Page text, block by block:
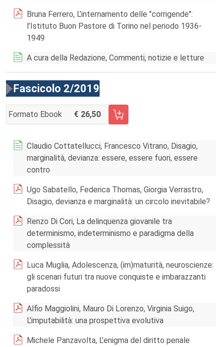
Bruna Ferrero, L’internamento delle "corrigende":
l’Istituto Buon Pastore di Torino nel periodo 1936-
1949
A cura della Redazione, Commenti, notizie e letture
Fascicolo 2/2019
Formato Ebook 26,50
AGGIUNGI AL CARRELLO FASCICOLO 2/2019
Claudio Cottatellucci, Francesco Vitrano, Disagio,
marginalità, devianza: essere, essere fuori, essere
contro
Ugo Sabatello, Federica Thomas, Giorgia Verrastro,
Disagio, devianza e marginalità: un circolo inevitabile?
Renzo Di Cori, La delinquenza giovanile tra
determinismo, indeterminismo e paradigma della
complessità
Luca Muglia, Adolescenza, (im)maturità, neuroscienze:
gli scenari futuri tra nuove conquiste e imbarazzanti
paradossi
Alfio Maggiolini, Mauro Di Lorenzo, Virginia Suigo,
L’imputabilità: una prospettiva evolutiva
Michele Panzavolta, L’enigma del diritto penale